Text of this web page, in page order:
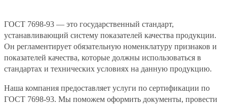
ГОСТ 7698-93 — это государственный стандарт,
устанавливающий систему показателей качества продукции.
Он регламентирует обязательную номенклатуру признаков и
показателей качества, которые должны использоваться в
стандартах и технических условиях на данную продукцию.
Наша компания предоставляет услуги по сертификации по
ГОСТ 7698-93. Мы поможем оформить документы, провести